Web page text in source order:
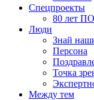
Спецпроекты
80 лет
Люди
Знай
Персона
Точка
Между тем